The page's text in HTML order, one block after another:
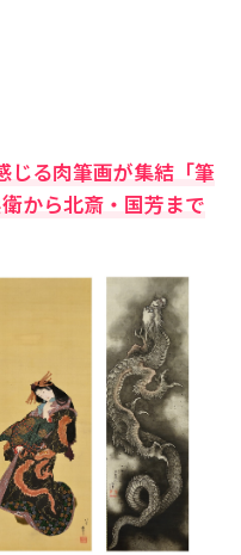
じる肉筆画が集結「筆
から北斎・国芳まで